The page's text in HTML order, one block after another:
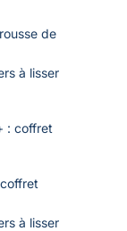
de
à lisser
à lisser